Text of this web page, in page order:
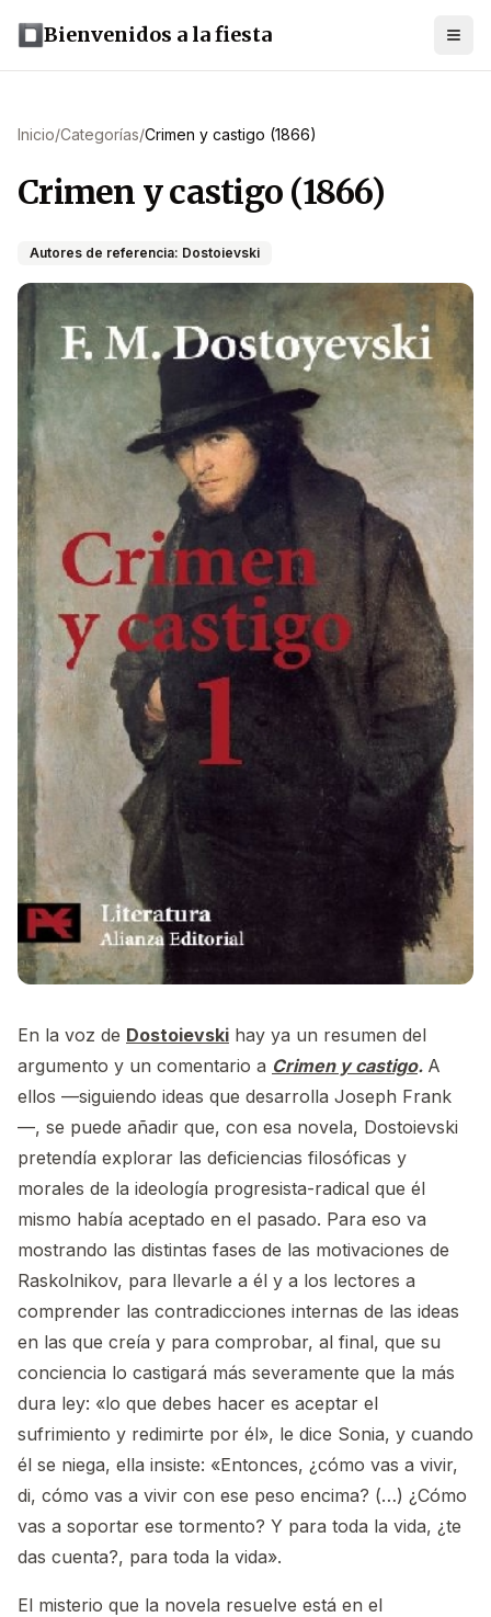
Bienvenidos a la fiesta
Inicio/Categorías/Crimen y castigo (1866)
Crimen y castigo (1866)
Autores de referencia: Dostoievski
En la voz de Dostoievski hay ya un resumen del
argumento y un comentario a Crimen y castigo. A
ellos —siguiendo ideas que desarrolla Joseph Frank
—, se puede añadir que, con esa novela, Dostoievski
pretendía explorar las deficiencias filosóficas y
morales de la ideología progresista-radical que él
mismo había aceptado en el pasado. Para eso va
mostrando las distintas fases de las motivaciones de
Raskolnikov, para llevarle a él y a los lectores a
comprender las contradicciones internas de las ideas
en las que creía y para comprobar, al final, que su
conciencia lo castigará más severamente que la más
dura ley: «lo que debes hacer es aceptar el
sufrimiento y redimirte por él», le dice Sonia, y cuando
él se niega, ella insiste: «Entonces, ¿cómo vas a vivir,
di, cómo vas a vivir con ese peso encima? (…) ¿Cómo
vas a soportar ese tormento? Y para toda la vida, ¿te
das cuenta?, para toda la vida».
El misterio que la novela resuelve está en el